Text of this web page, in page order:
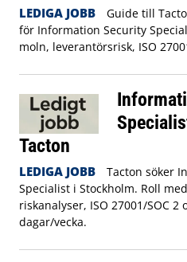
LEDIGA JOBB
Guide till
för Information Security
moln, leverantörsrisk, ISO
Tacton
LEDIGA JOBB
Tacton söker
Specialist i Stockholm. Roll
riskanalyser, ISO 27001/SOC
dagar/vecka.